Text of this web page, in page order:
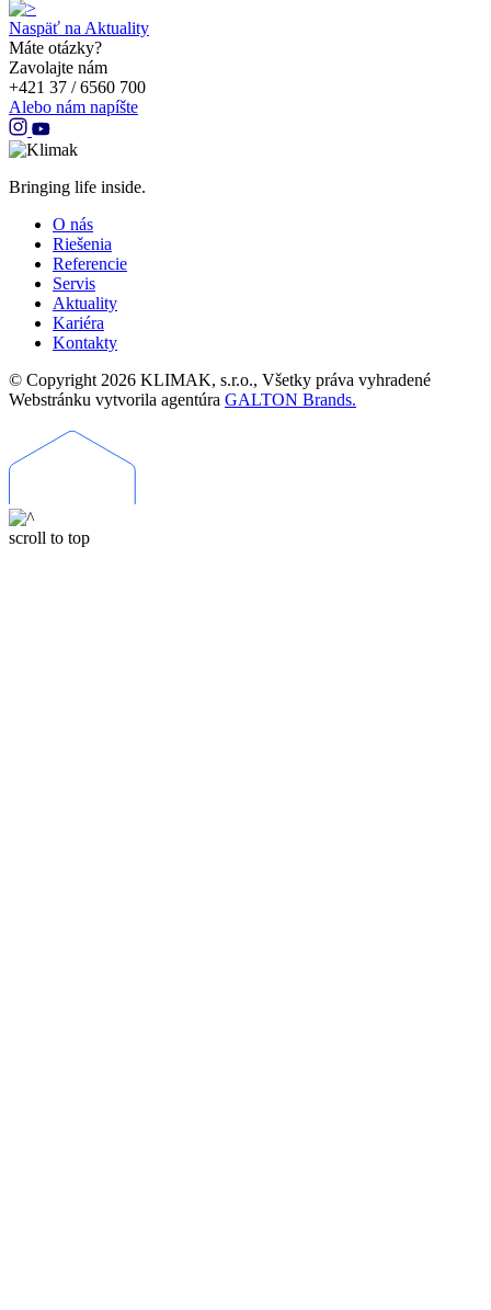
Naspäť na Aktuality
Máte otázky?
Zavolajte nám
+421 37 / 6560 700
Alebo nám napíšte
Bringing life inside.
O nás
Riešenia
Referencie
Servis
Aktuality
Kariéra
Kontakty
© Copyright 2026 KLIMAK, s.r.o., Všetky práva vyhradené
Webstránku vytvorila agentúra GALTON Brands.
scroll to top